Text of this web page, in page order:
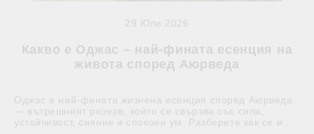
Какво е Оджас – най-фината есенция на
живота според Аюрведа
29 Юли 2026
Оджас е най-фината жизнена есенция според Аюрведа
— вътрешният резерв, който се свързва със сила,
устойчивост, сияние и спокоен ум. Разберете как се и...